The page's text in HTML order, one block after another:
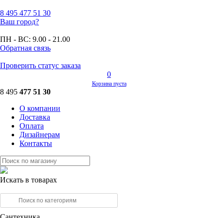
8 495 477 51 30
Ваш город?
ПН - ВС: 9.00 - 21.00
Обратная связь
Проверить статус заказа
0
Корзина пуста
8 495 477 51 30
О компании
Доставка
Оплата
Дизайнерам
Контакты
Искать в товарах